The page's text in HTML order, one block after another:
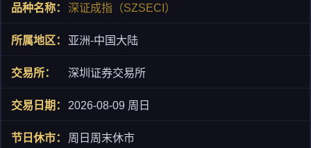
深证成指（SZSECI）
亚洲-中国大陆
深圳证券交易所
2026-08-09 周日
周日周末休市